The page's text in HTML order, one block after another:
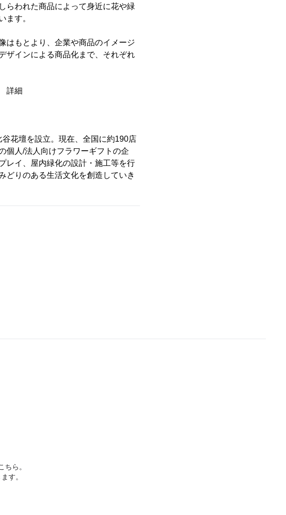
らわれた商品によって身近に花や緑
ます。
はもとより、企業や商品のイメージ
ザインによる商品化まで、それぞれ
」 詳細
花壇を設立。現在、全国に約190店
個人/法人向けフラワーギフトの企
レイ、屋内緑化の設計・施工等を行
どりのある生活文化を創造していき
ら。
す。